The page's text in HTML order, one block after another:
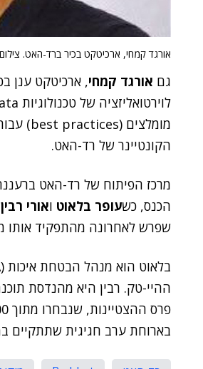
אורגד קמחי, ארכיטקט בכיר ברד-האט.
גם אורגד קמחי
הקונטיינר של רד-האט.
מרכז הפיתוח של רד-האט
הכנס, כשעופר בלאוט ואורי רבין
שפרש לאחרונה מהתפקיד אותו
בארוחת ערב חגיגית שתתקיים